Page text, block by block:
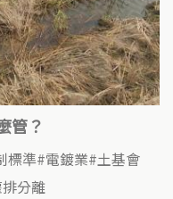
管？
標準 電鍍業 土基會
分離